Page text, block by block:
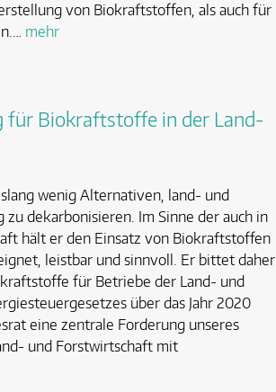
von Biokraftstoffen, als auch für
mehr
für Biokraftstoffe in der Land-
wenig Alternativen, land- und
dekarbonisieren. Im Sinne der auch in
hält er den Einsatz von Biokraftstoffen
leistbar und sinnvoll. Er bittet daher
für Betriebe der Land- und
über das Jahr 2020
eine zentrale Forderung unseres
und Forstwirtschaft mit